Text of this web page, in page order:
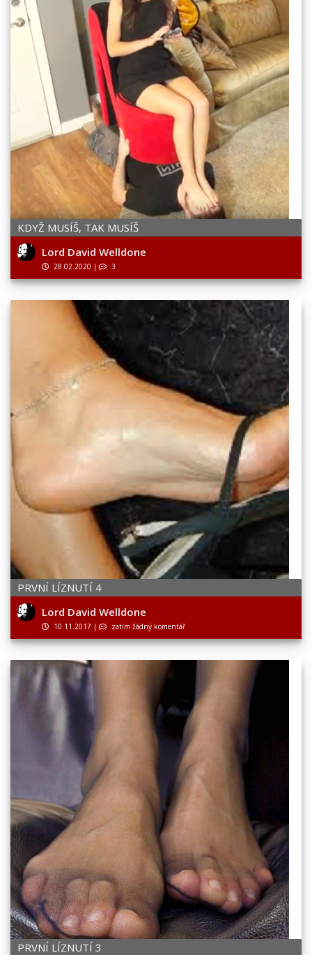
KDYŽ MUSÍŠ, TAK MUSÍŠ
Lord David Welldone
28.02.2020 | 3
PRVNÍ LÍZNUTÍ 4
Lord David Welldone
10.11.2017 | zatím žádný komentář
PRVNÍ LÍZNUTÍ 3